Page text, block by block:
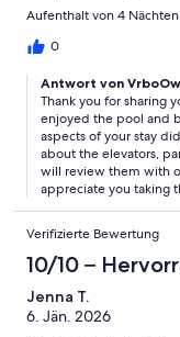
Aufenthalt von 4
0
Antwort von
Thank you for sharing
enjoyed the pool and
aspects of your stay
about the elevators,
will review them with
appreciate you taking
Verifizierte Bewertung
10/10 –
Jenna T.
6. Jän. 2026